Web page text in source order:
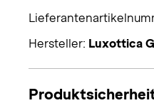
Hersteller: Luxottica